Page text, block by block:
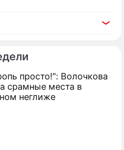
просто!": Волочкова
срамные места в
неглиже
Слуцкер
называться